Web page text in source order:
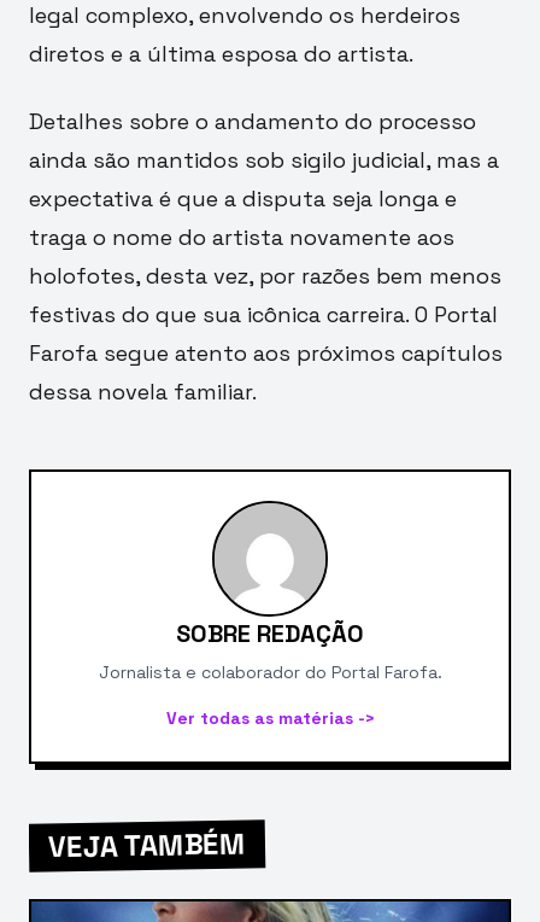
legal complexo, envolvendo os herdeiros
diretos e a última esposa do artista.
Detalhes sobre o andamento do processo
ainda são mantidos sob sigilo judicial, mas a
expectativa é que a disputa seja longa e
traga o nome do artista novamente aos
holofotes, desta vez, por razões bem menos
festivas do que sua icônica carreira. O Portal
Farofa segue atento aos próximos capítulos
dessa novela familiar.
SOBRE REDAÇÃO
Jornalista e colaborador do Portal Farofa.
Ver todas as matérias ->
VEJA TAMBÉM